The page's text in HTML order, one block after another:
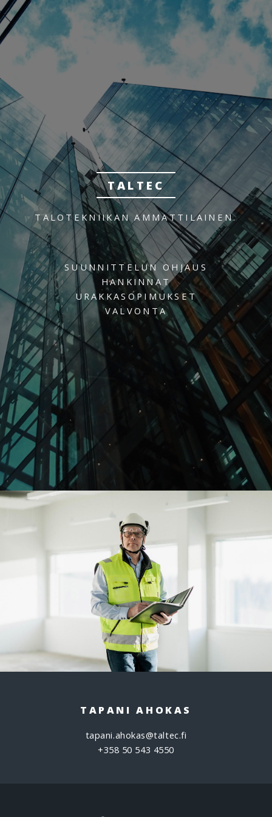
TALTEC
TALOTEKNIIKAN AMMATTILAINEN.
SUUNNITTELUN OHJAUS
HANKINNAT
URAKKASOPIMUKSET
VALVONTA
TAPANI AHOKAS
tapani.ahokas@taltec.fi
+358 50 543 4550